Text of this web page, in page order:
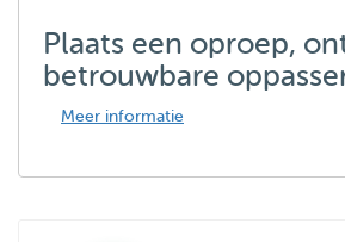
Plaats een oproep,
betrouwbare
Meer informatie